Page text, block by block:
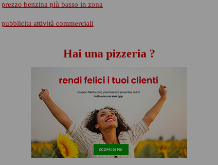
prezzo benzina più basso in zona
pubblicita attività commerciali
Hai una pizzeria ?